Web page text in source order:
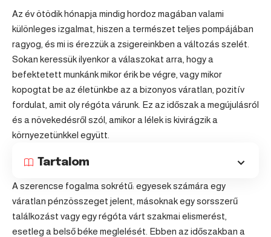
Az év ötödik hónapja mindig hordoz magában valami
különleges izgalmat, hiszen a természet teljes pompájában
ragyog, és mi is érezzük a zsigereinkben a változás szelét.
Sokan keressük ilyenkor a válaszokat arra, hogy a
befektetett munkánk mikor érik be végre, vagy mikor
kopogtat be az életünkbe az a bizonyos váratlan, pozitív
fordulat, amit oly régóta várunk. Ez az időszak a megújulásról
és a növekedésről szól, amikor a lélek is kivirágzik a
környezetünkkel együtt.
Tartalom
A szerencse fogalma sokrétű: egyesek számára egy
váratlan pénzösszeget jelent, másoknak egy sorsszerű
találkozást vagy egy régóta várt szakmai elismerést,
esetleg a belső béke meglelését. Ebben az időszakban a